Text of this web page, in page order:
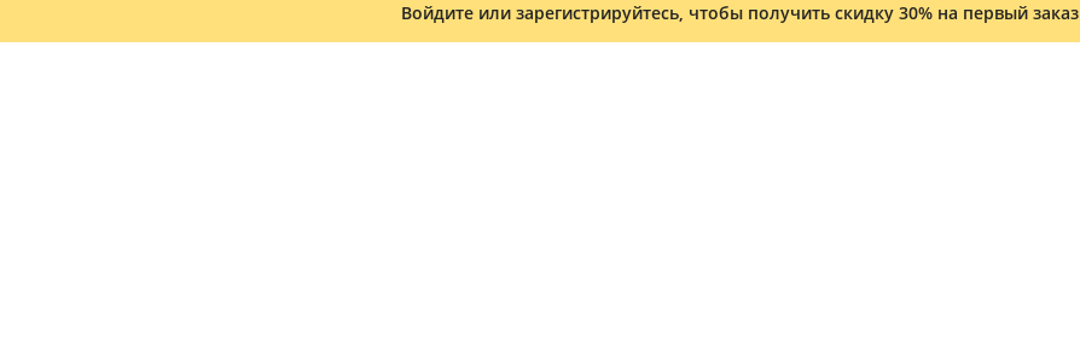
Войдите или зарегистрируйтесь, чтобы получить скидку 30% на первый заказ